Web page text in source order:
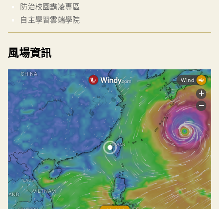
防治校園霸凌專區
自主學習雲端學院
風場資訊